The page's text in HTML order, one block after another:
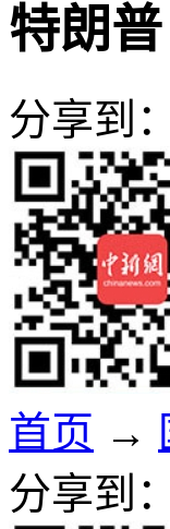
特朗
分享到：
首页 →
分享到：